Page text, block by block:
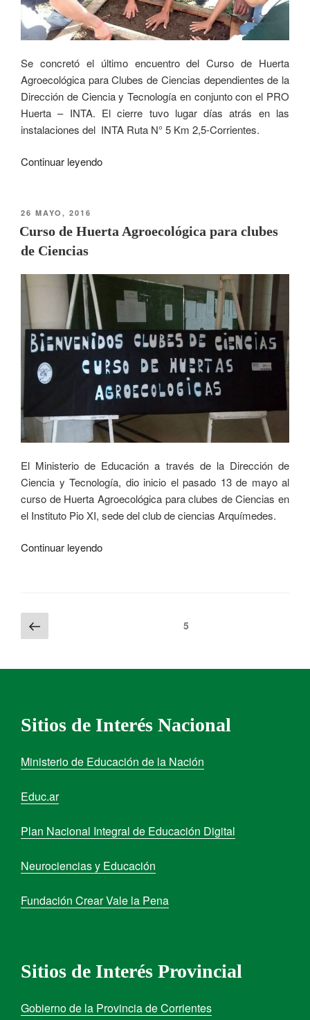
Se concretó el último encuentro del Curso de Huerta
Agroecológica para Clubes de Ciencias dependientes de la
Dirección de Ciencia y Tecnología en conjunto con el PRO
Huerta – INTA. El cierre tuvo lugar días atrás en las
instalaciones del INTA Ruta N° 5 Km 2,5-Corrientes.
Continuar leyendo
26 MAYO, 2016
Curso de Huerta Agroecológica para clubes
de Ciencias
El Ministerio de Educación a través de la Dirección de
Ciencia y Tecnología, dio inicio el pasado 13 de mayo al
curso de Huerta Agroecológica para clubes de Ciencias en
el Instituto Pio XI, sede del club de ciencias Arquímedes.
Continuar leyendo
5
Sitios de Interés Nacional
Ministerio de Educación de la Nación
Educ.ar
Plan Nacional Integral de Educación Digital
Neurociencias y Educación
Fundación Crear Vale la Pena
Sitios de Interés Provincial
Gobierno de la Provincia de Corrientes